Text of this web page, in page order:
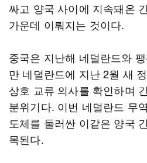
싸고 양국 사이에 지속돼온
가운데 이뤄지는 것이다.
중국은 지난해 네덜란드와
만 네덜란드에 지난 2월 새
상호 교류 의사를 확인하며
분위기다. 이번 네덜란드 무
도체를 둘러싼 이같은 양국
목된다.